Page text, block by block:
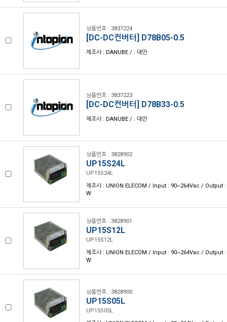
상품번호 : 3837224
[DC-DC컨버터] D78B05-0.5
제조사 : DANUBE / : 대만
상품번호 : 3837223
[DC-DC컨버터] D78B33-0.5
제조사 : DANUBE / : 대만
상품번호 : 3828902
UP15S24L
UP15S24L
제조사 : UNION ELECOM / Input : 90~264Vac / Output
W
상품번호 : 3828901
UP15S12L
UP15S12L
제조사 : UNION ELECOM / Input : 90~264Vac / Output
W
상품번호 : 3828900
UP15S05L
UP15S05L